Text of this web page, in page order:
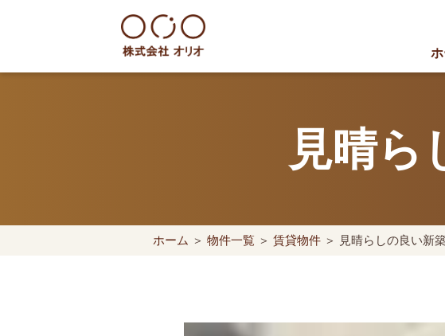
世田谷区の相続・空き家・借地権に強
見晴ら
ホーム ＞ 物件一覧 ＞ 賃貸物件 ＞ 見晴らしの良い新